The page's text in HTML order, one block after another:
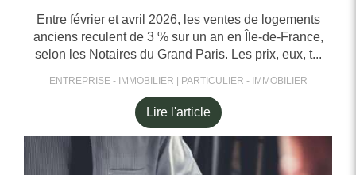
Entre février et avril 2026, les ventes de logements
anciens reculent de 3 % sur un an en Île-de-France,
selon les Notaires du Grand Paris. Les prix, eux, t...
ENTREPRISE - IMMOBILIER PARTICULIER - IMMOBILIER
Lire l'article